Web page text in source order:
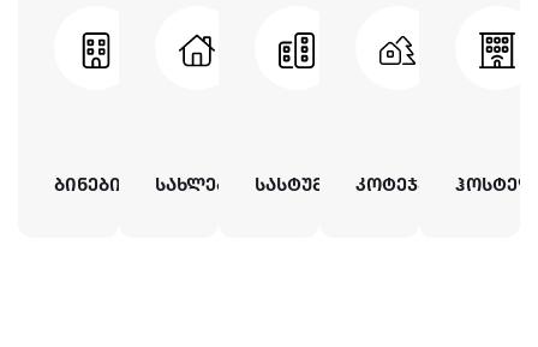
ბინები სახლები სასტუმროებიკოტეჯები